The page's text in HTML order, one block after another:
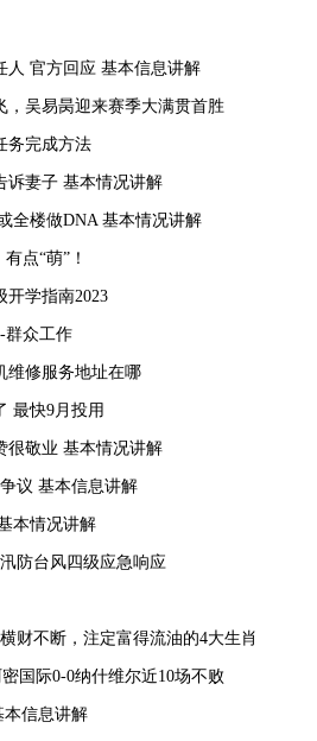
人 官方回应 基本信息讲解
，吴易昺迎来赛季大满贯首胜
务完成方法
诉妻子 基本情况讲解
全楼做DNA 基本情况讲解
点“萌”！
开学指南2023
群众工作
维修服务地址在哪
最快9月投用
很敬业 基本情况讲解
议 基本信息讲解
本情况讲解
防台风四级应急响应
财不断，注定富得流油的4大生肖
国际0-0纳什维尔近10场不败
本信息讲解